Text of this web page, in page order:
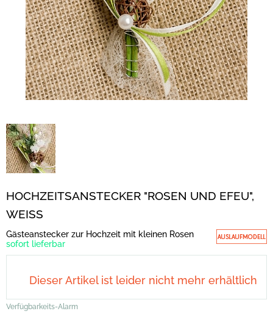
HOCHZEITSANSTECKER "ROSEN UND EFEU",
WEISS
Gästeanstecker zur Hochzeit mit kleinen Rosen
sofort lieferbar
Dieser Artikel ist leider nicht mehr erhältlich
Verfügbarkeits-Alarm